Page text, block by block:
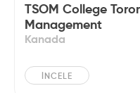
TSOM College
Management
Kanada
İNCELE